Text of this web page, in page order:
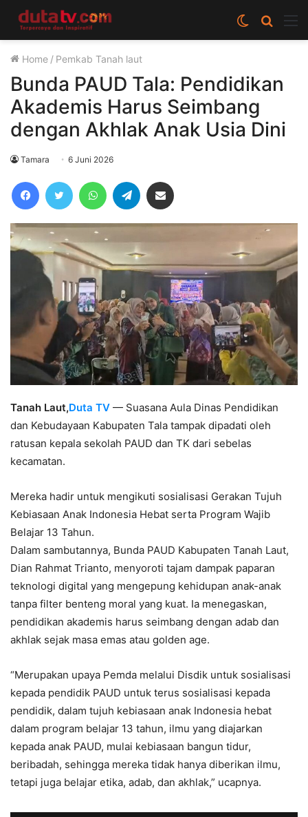
Cari
berita
Switch
skin
Home / Pemkab Tanah laut
Bunda PAUD Tala: Pendidikan
Akademis Harus Seimbang
dengan Akhlak Anak Usia Dini
Tamara 6 Juni 2026
FacebookTwitter WhatsAppTelegram
Tanah Laut,Duta TV — Suasana Aula Dinas Pendidikan
dan Kebudayaan Kabupaten Tala tampak dipadati oleh
ratusan kepala sekolah PAUD dan TK dari sebelas
kecamatan.
Mereka hadir untuk mengikuti sosialisasi Gerakan Tujuh
Kebiasaan Anak Indonesia Hebat serta Program Wajib
Belajar 13 Tahun.
Dalam sambutannya, Bunda PAUD Kabupaten Tanah Laut,
Dian Rahmat Trianto, menyoroti tajam dampak paparan
teknologi digital yang mengepung kehidupan anak-anak
tanpa filter benteng moral yang kuat. Ia menegaskan,
pendidikan akademis harus seimbang dengan adab dan
akhlak sejak masa emas atau golden age.
“Merupakan upaya Pemda melalui Disdik untuk sosialisasi
kepada pendidik PAUD untuk terus sosialisasi kepada
pendidik, dalam tujuh kebiasaan anak Indonesia hebat
dalam program belajar 13 tahun, ilmu yang diajarkan
kepada anak PAUD, mulai kebiasaan bangun tidur,
beribadah, sehingga mereka tidak hanya diberikan ilmu,
tetapi juga belajar etika, adab, dan akhlak,” ucapnya.